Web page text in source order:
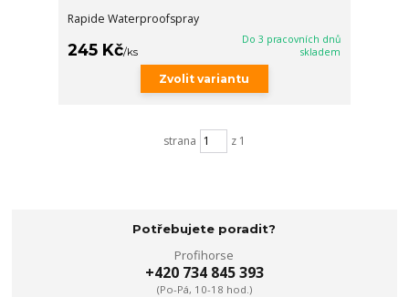
Rapide Waterproofspray
245 Kč/ks
Do 3 pracovních dnů
skladem
Zvolit variantu
strana z 1
Potřebujete poradit?
Profihorse
+420 734 845 393
(Po-Pá, 10-18 hod.)